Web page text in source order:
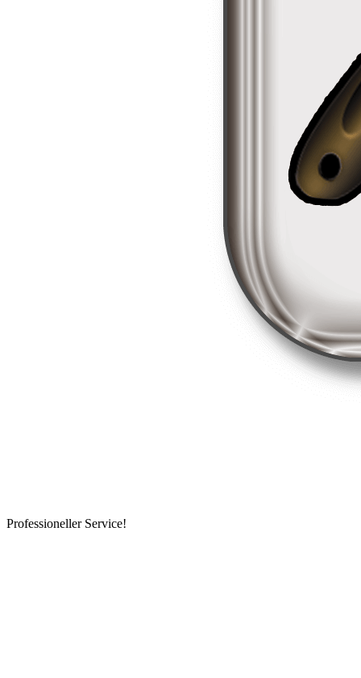
Professioneller Service!